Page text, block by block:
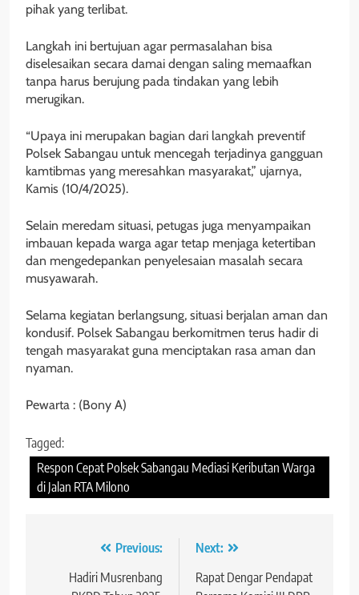
pihak yang terlibat.
Langkah ini bertujuan agar permasalahan bisa
diselesaikan secara damai dengan saling memaafkan
tanpa harus berujung pada tindakan yang lebih
merugikan.
“Upaya ini merupakan bagian dari langkah preventif
Polsek Sabangau untuk mencegah terjadinya gangguan
kamtibmas yang meresahkan masyarakat,” ujarnya,
Kamis (10/4/2025).
Selain meredam situasi, petugas juga menyampaikan
imbauan kepada warga agar tetap menjaga ketertiban
dan mengedepankan penyelesaian masalah secara
musyawarah.
Selama kegiatan berlangsung, situasi berjalan aman dan
kondusif. Polsek Sabangau berkomitmen terus hadir di
tengah masyarakat guna menciptakan rasa aman dan
nyaman.
Pewarta : (Bony A)
Tagged:
Respon Cepat Polsek Sabangau Mediasi Keributan Warga
di Jalan RTA Milono
Navigasi Previous:
Hadiri Musrenbang
Next:
Rapat Dengar Pendapat